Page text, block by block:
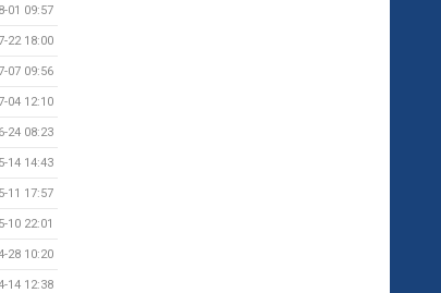
01 09:57
22 18:00
07 09:56
04 12:10
24 08:23
14 14:43
11 17:57
10 22:01
28 10:20
14 12:38